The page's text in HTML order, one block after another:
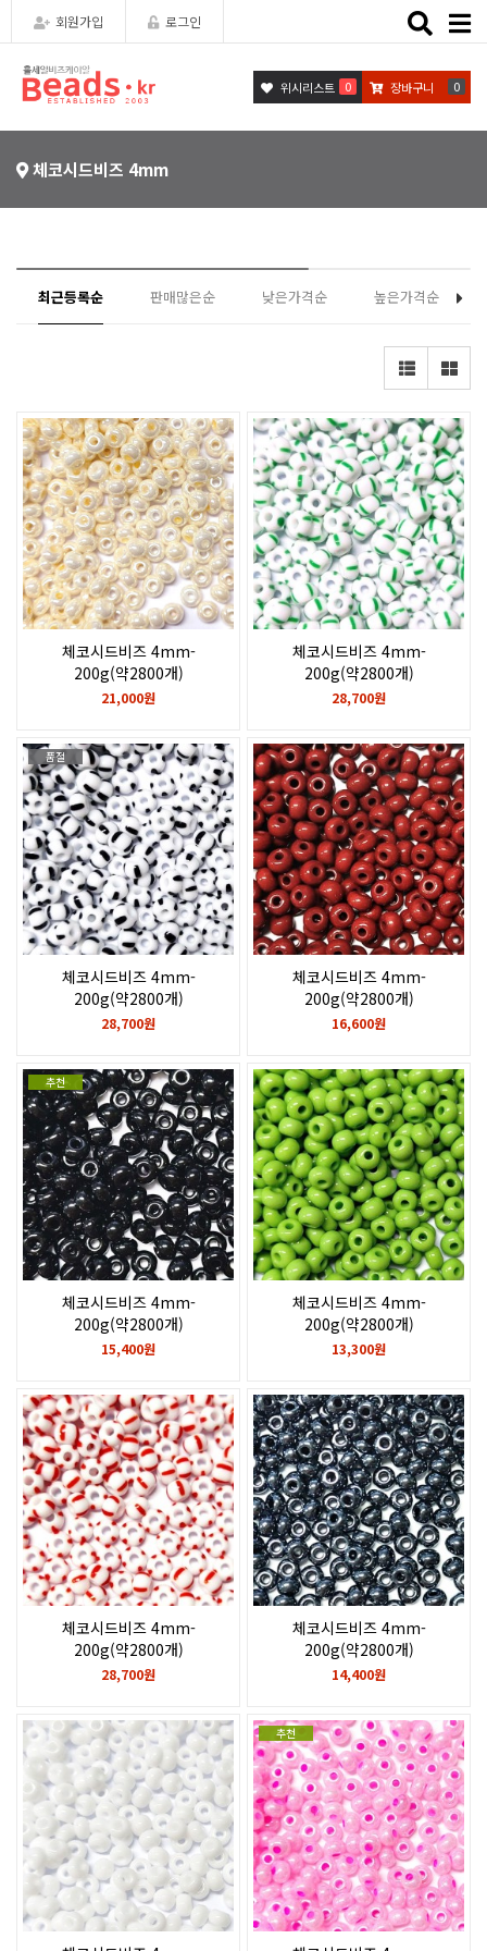
회원가입 로그인
Toggle
위시리스트 0 장바구니 0
체코시드비즈 4mm
최근등록순 판매많은순 낮은가격순 높은가격순
체코시드비즈 4mm-
200g(약2800개)
Beige Ceylon
21,000원
체코시드비즈 4mm-
200g(약2800개)
Green stripes on chalkwhite
28,700원
품절
체코시드비즈 4mm-
200g(약2800개)
Black stripes on chalkwhite
28,700원
체코시드비즈 4mm-
200g(약2800개)
Opaque dark red coral
16,600원
추천
체코시드비즈 4mm-
200g(약2800개)
Black
15,400원
체코시드비즈 4mm-
200g(약2800개)
Opaque lt. green
13,300원
체코시드비즈 4mm-
200g(약2800개)
Red stripes on chalkwhite
28,700원
체코시드비즈 4mm-
200g(약2800개)
Gunmetal
14,400원
추천